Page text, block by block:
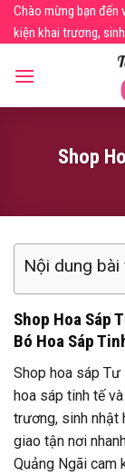
SkipChào mừng bạn đến
kiện khai trương,
Shop
Nội dung bài
Shop Hoa Sáp
Bó Hoa Sáp
Shop hoa sáp Tư
hoa sáp tinh tế
trương, sinh nhật
giao tận nơi
Quảng Ngãi cam